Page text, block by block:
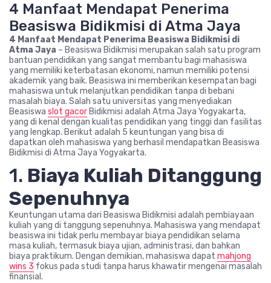
4 Manfaat Mendapat Penerima
Beasiswa Bidikmisi di Atma Jaya
4 Manfaat Mendapat Penerima Beasiswa Bidikmisi di
Atma Jaya – Beasiswa Bidikmisi merupakan salah satu program
bantuan pendidikan yang sangat membantu bagi mahasiswa
yang memiliki keterbatasan ekonomi, namun memiliki potensi
akademik yang baik. Beasiswa ini memberikan kesempatan bagi
mahasiswa untuk melanjutkan pendidikan tanpa di bebani
masalah biaya. Salah satu universitas yang menyediakan
Beasiswa slot gacor Bidikmisi adalah Atma Jaya Yogyakarta,
yang di kenal dengan kualitas pendidikan yang tinggi dan fasilitas
yang lengkap. Berikut adalah 5 keuntungan yang bisa di
dapatkan oleh mahasiswa yang berhasil mendapatkan Beasiswa
Bidikmisi di Atma Jaya Yogyakarta.
1. Biaya Kuliah Ditanggung
Sepenuhnya
Keuntungan utama dari Beasiswa Bidikmisi adalah pembiayaan
kuliah yang di tanggung sepenuhnya. Mahasiswa yang mendapat
beasiswa ini tidak perlu membayar biaya pendidikan selama
masa kuliah, termasuk biaya ujian, administrasi, dan bahkan
biaya praktikum. Dengan demikian, mahasiswa dapat mahjong
wins 3 fokus pada studi tanpa harus khawatir mengenai masalah
finansial.